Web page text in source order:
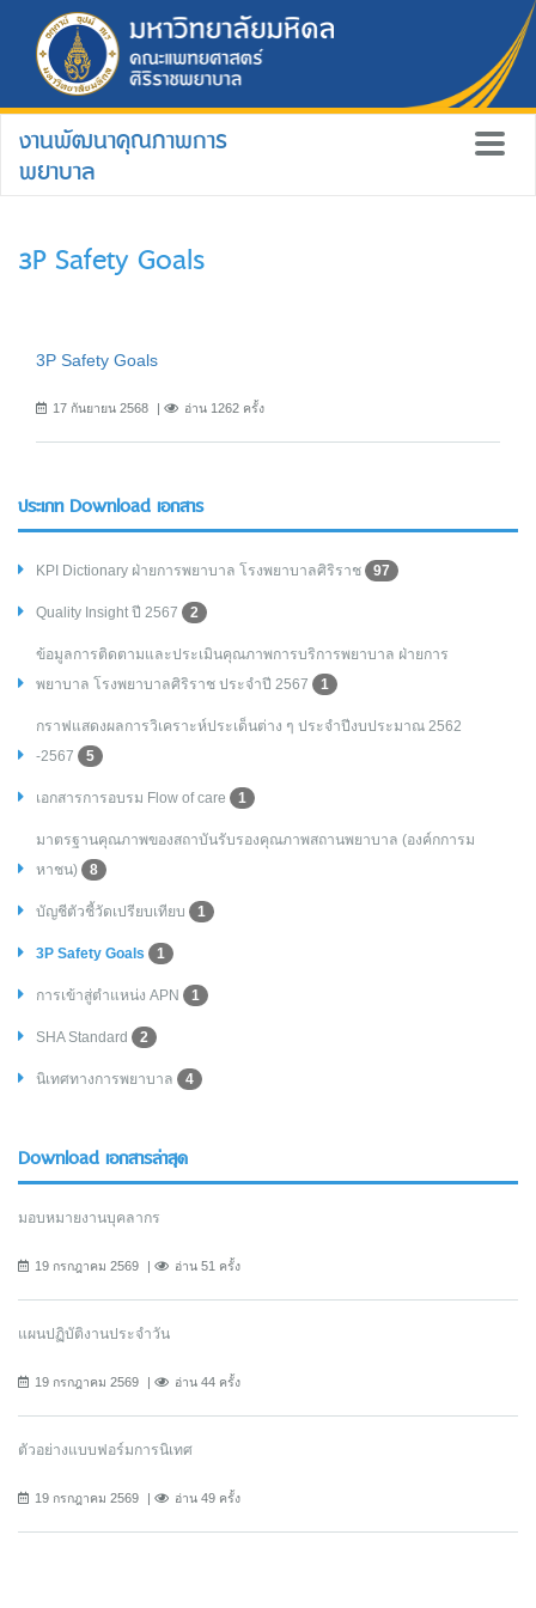
งานพัฒนาคุณภาพการ
พยาบาล
3P Safety Goals
3P Safety Goals
17 กันยายน 2568 อ่าน 1262 ครั้ง
ประเภท Download เอกสาร
KPI Dictionary ฝ่ายการพยาบาล โรงพยาบาลศิริราช 97
Quality Insight ปี 2567 2
ข้อมูลการติดตามและประเมินคุณภาพการบริการพยาบาล ฝ่ายการ
พยาบาล โรงพยาบาลศิริราช ประจำปี 2567
1
กราฟแสดงผลการวิเคราะห์ประเด็นต่าง ๆ ประจำปีงบประมาณ 2562
-2567
5
เอกสารการอบรม Flow of care 1
มาตรฐานคุณภาพของสถาบันรับรองคุณภาพสถานพยาบาล (องค์กการม
หาชน)
8
บัญชีตัวชี้วัดเปรียบเทียบ 1
3P Safety Goals 1
การเข้าสู่ตำแหน่ง APN 1
SHA Standard 2
นิเทศทางการพยาบาล 4
Download เอกสารล่าสุด
มอบหมายงานบุคลากร
19 กรกฎาคม 2569 อ่าน 51 ครั้ง
แผนปฏิบัติงานประจำวัน
19 กรกฎาคม 2569 อ่าน 44 ครั้ง
ตัวอย่างแบบฟอร์มการนิเทศ
19 กรกฎาคม 2569 อ่าน 49 ครั้ง